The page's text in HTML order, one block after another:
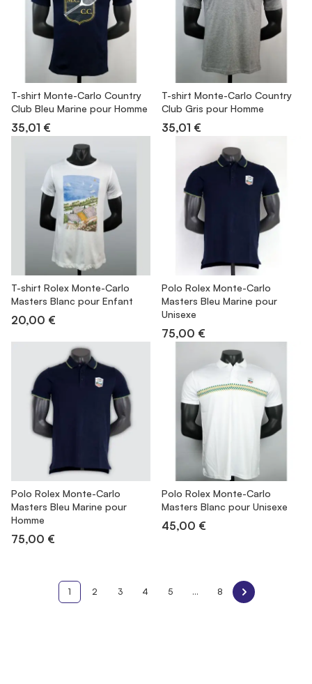
T-shirt Monte-Carlo Country
Club Bleu Marine pour Homme
35,01 €
T-shirt Monte-Carlo Country
Club Gris pour Homme
35,01 €
T-shirt Rolex Monte-Carlo
Masters Blanc pour Enfant
20,00 €
Polo Rolex Monte-Carlo
Masters Bleu Marine pour
Unisexe
75,00 €
Polo Rolex Monte-Carlo
Masters Bleu Marine pour
Homme
75,00 €
Polo Rolex Monte-Carlo
Masters Blanc pour Unisexe
45,00 €
1 2 3 4 5 ... 8